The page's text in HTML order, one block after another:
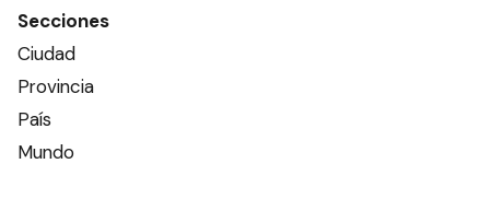
Secciones
Ciudad
Provincia
País
Mundo